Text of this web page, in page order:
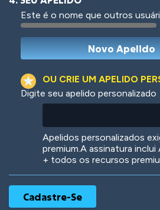
Woof Jungle
Este é o nome que outros
OU CRIE UM APELIDO
Digite seu apelido personalizado
Apelidos personalizados
premium.A assinatura
+ todos os recursos